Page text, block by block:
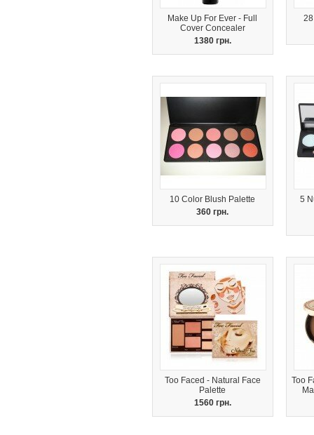
Make Up For Ever - Full
Cover Concealer
1380 грн.
10 Color Blush Palette
360 грн.
5
Too Faced - Natural Face
Palette
1560 грн.
Too